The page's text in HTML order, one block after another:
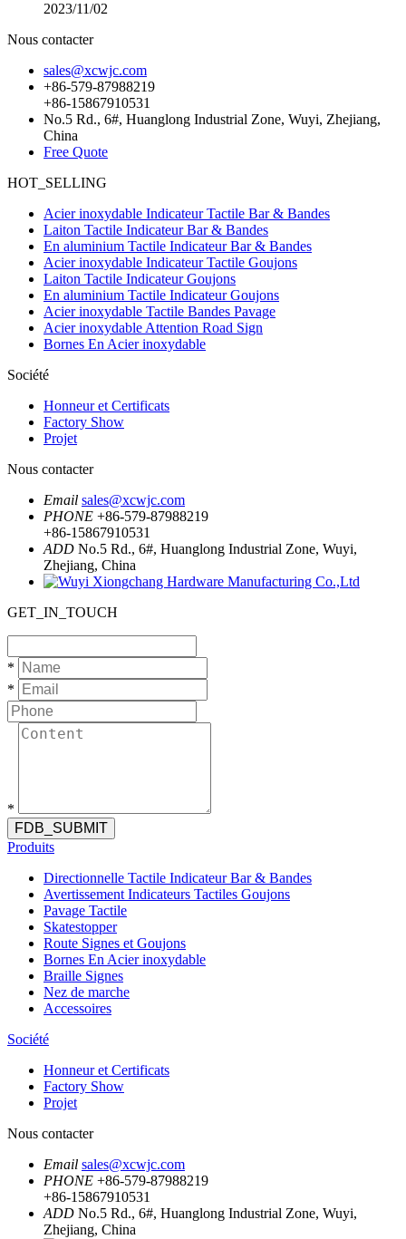
2023/11/02
Nous contacter
sales@xcwjc.com
+86-579-87988219
+86-15867910531
No.5 Rd., 6#, Huanglong Industrial Zone, Wuyi, Zhejiang,
China
Free Quote
HOT_SELLING
Acier inoxydable Indicateur Tactile Bar & Bandes
Laiton Tactile Indicateur Bar & Bandes
En aluminium Tactile Indicateur Bar & Bandes
Acier inoxydable Indicateur Tactile Goujons
Laiton Tactile Indicateur Goujons
En aluminium Tactile Indicateur Goujons
Acier inoxydable Tactile Bandes Pavage
Acier inoxydable Attention Road Sign
Bornes En Acier inoxydable
Société
Honneur et Certificats
Factory Show
Projet
Nous contacter
Email sales@xcwjc.com
PHONE +86-579-87988219
+86-15867910531
ADD No.5 Rd., 6#, Huanglong Industrial Zone, Wuyi,
Zhejiang, China
GET_IN_TOUCH
*
*
*
FDB_SUBMIT
Produits
Directionnelle Tactile Indicateur Bar & Bandes
Avertissement Indicateurs Tactiles Goujons
Pavage Tactile
Skatestopper
Route Signes et Goujons
Bornes En Acier inoxydable
Braille Signes
Nez de marche
Accessoires
Société
Honneur et Certificats
Factory Show
Projet
Nous contacter
Email sales@xcwjc.com
PHONE +86-579-87988219
+86-15867910531
ADD No.5 Rd., 6#, Huanglong Industrial Zone, Wuyi,
Zhejiang, China